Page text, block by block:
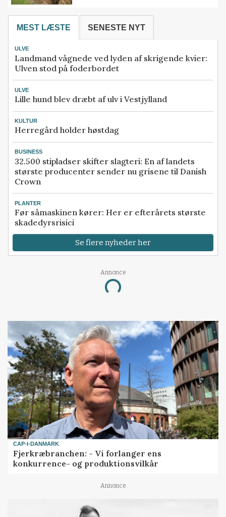
MEST LÆSTE SENESTE NYT
ULVE
Landmand vågnede ved lyden af skrigende kvier:
Ulven stod på foderbordet
ULVE
Lille hund blev dræbt af ulv i Vestjylland
KULTUR
Herregård holder høstdag
BUSINESS
32.500 stipladser skifter slagteri: En af landets
største producenter sender nu grisene til Danish
Crown
PLANTER
Før såmaskinen kører: Her er efterårets største
skadedyrsrisici
Se flere nyheder her
Annonce
Loading...
CAP-I-DANMARK
Fjerkræbranchen: - Vi forlanger ens
konkurrence- og produktionsvilkår
Annonce